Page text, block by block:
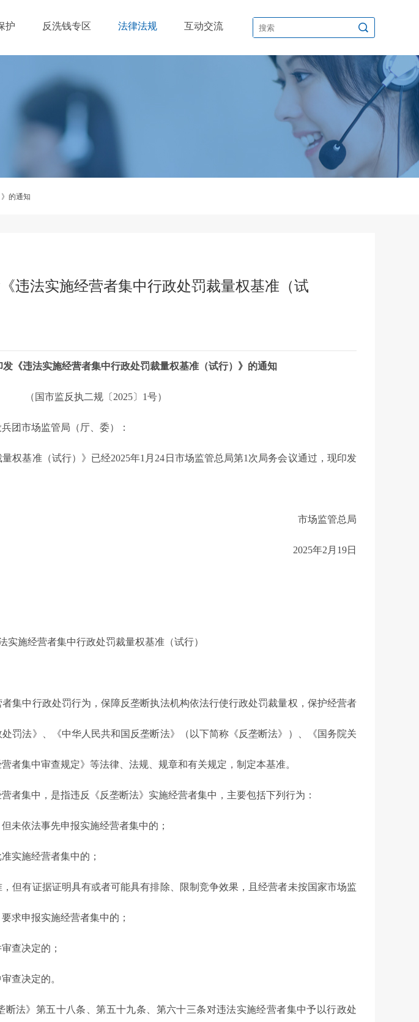
护 反洗钱专区 法律法规 互动交流
的通知
违法实施经营者集中行政处罚裁量权基准（试
《违法实施经营者集中行政处罚裁量权基准（试行）》的通知
（国市监反执二规〔2025〕1号）
团市场监管局（厅、委）：
基准（试行）》已经2025年1月24日市场监管总局第1次局务会议通过，现印发
市场监管总局
2025年2月19日
实施经营者集中行政处罚裁量权基准（试行）
中行政处罚行为，保障反垄断执法机构依法行使行政处罚裁量权，保护经营者
罚法》、《中华人民共和国反垄断法》（以下简称《反垄断法》）、《国务院关
者集中审查规定》等法律、法规、规章和有关规定，制定本基准。
集中，是指违反《反垄断法》实施经营者集中，主要包括下列行为：
依法事先申报实施经营者集中的；
施经营者集中的；
有证据证明具有或者可能具有排除、限制竞争效果，且经营者未按国家市场监
求申报实施经营者集中的；
查决定的；
查决定的。
》第五十八条、第五十九条、第六十三条对违法实施经营者集中予以行政处